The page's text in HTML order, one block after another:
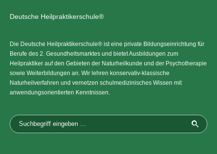
Deutsche Heilpraktikerschule®
Die Deutsche Heilpraktikerschule® ist eine private Bildungseinrichtung für
Berufe des 2. Gesundheitsmarktes und bietet Ausbildungen zum
Heilpraktiker auf den Gebieten der Naturheilkunde und der Psychotherapie
sowie Weiterbildungen an. Wir lehren konservativ-klassische
Naturheilverfahren und vernetzen schulmedizinisches Wissen mit
anwendungsorientierten Kenntnissen.